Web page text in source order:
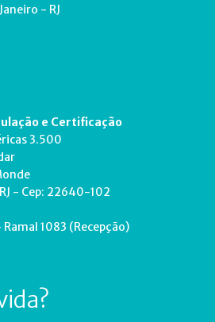
- RJ
e Certificação
3.500
- Cep: 22640-102
1083 (Recepção)